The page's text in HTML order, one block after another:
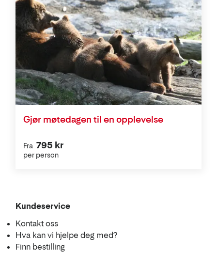
Gjør møtedagen til en opplevelse
Fra 795 kr
per person
Kundeservice
Kontakt oss
Hva kan vi hjelpe deg med?
Finn bestilling